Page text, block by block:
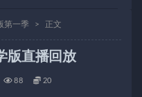
第一季 正文
版直播回放
88 20